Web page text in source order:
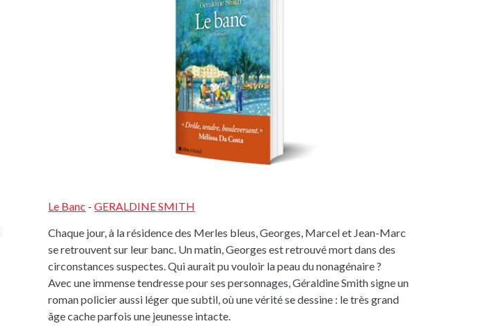
Le Banc -GERALDINE SMITH
Chaque jour, à la résidence des Merles bleus, Georges, Marcel et Jean-Marc
se retrouvent sur leur banc. Un matin, Georges est retrouvé mort dans des
circonstances suspectes. Qui aurait pu vouloir la peau du nonagénaire ?
Avec une immense tendresse pour ses personnages, Géraldine Smith signe un
roman policier aussi léger que subtil, où une vérité se dessine : le très grand
âge cache parfois une jeunesse intacte.